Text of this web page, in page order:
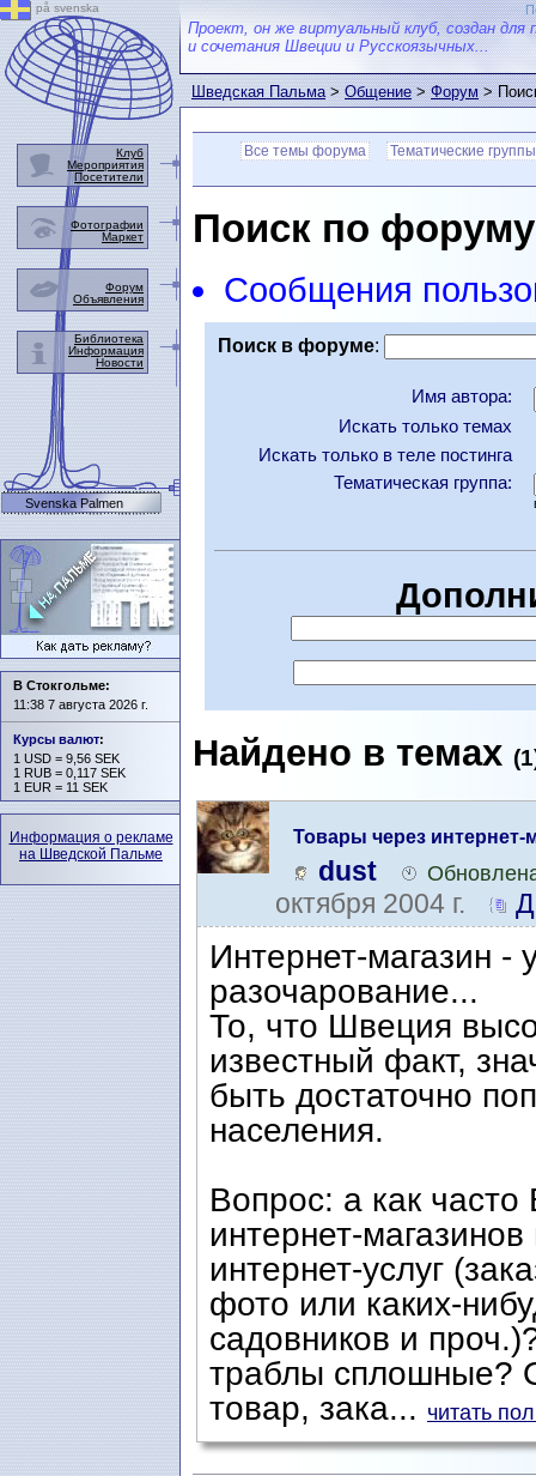
Проект, он же виртуальный клуб, создан для
и сочетания Швеции и Русскоязычных...
Шведская Пальма>Общение>Форум>
Все темы форума Тематические группы
Поиск по форуму
Сообщения
Поиск в форуме:
Имя автора:
Искать только темах
Искать только в теле постинга
Тематическая группа:
Найдено в темах
Товары через интернет-
dust
октября 2004 г.
Интернет-магазин -
разочарование...
То, что Швеция
известный факт,
быть достаточно
населения.
Вопрос: а как часто
интернет-
интернет-услуг
фото или каких-
садовников и
траблы сплошные?
товар, зака... читать
på svenska
Клуб
Мероприятия
Посетители
Фотографии
Маркет
Форум
Объявления
Библиотека
Информация
Новости
Svenska Palmen
В Стокгольме:
11:38 7 августа 2026 г.
Курсы валют:
1 USD = 9,56 SEK
1 RUB = 0,117 SEK
1 EUR = 11 SEK
Информация о рекламе
на Шведской Пальме